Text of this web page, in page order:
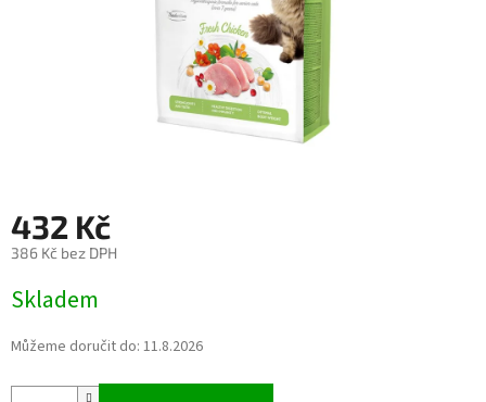
432 Kč
386 Kč bez DPH
cena:
Skladem
Můžeme doručit do: 11.8.2026